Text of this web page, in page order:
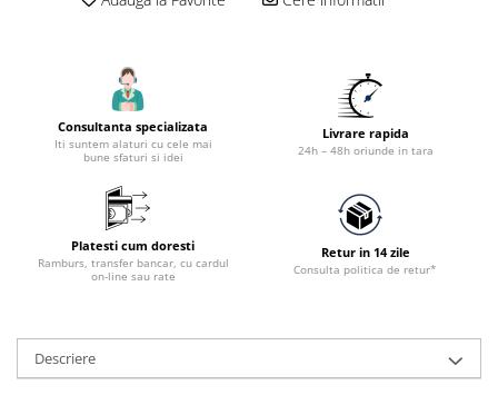
Generatoare Digitale
Generatoare pentru sudare
Automatizari generatoare
Generatoare de curent continuu
Statii de alimentare portabile
Utilaje agricole
Motosape
Motocositoare
Consultanta specializata
Iti suntem alaturi cu cele mai
bune sfaturi si idei
Livrare rapida
24h – 48h oriunde in tara
Platesti cum doresti
Ramburs, transfer bancar, cu cardul
on-line sau rate
Retur in 14 zile
Consulta politica de retur*
Descriere